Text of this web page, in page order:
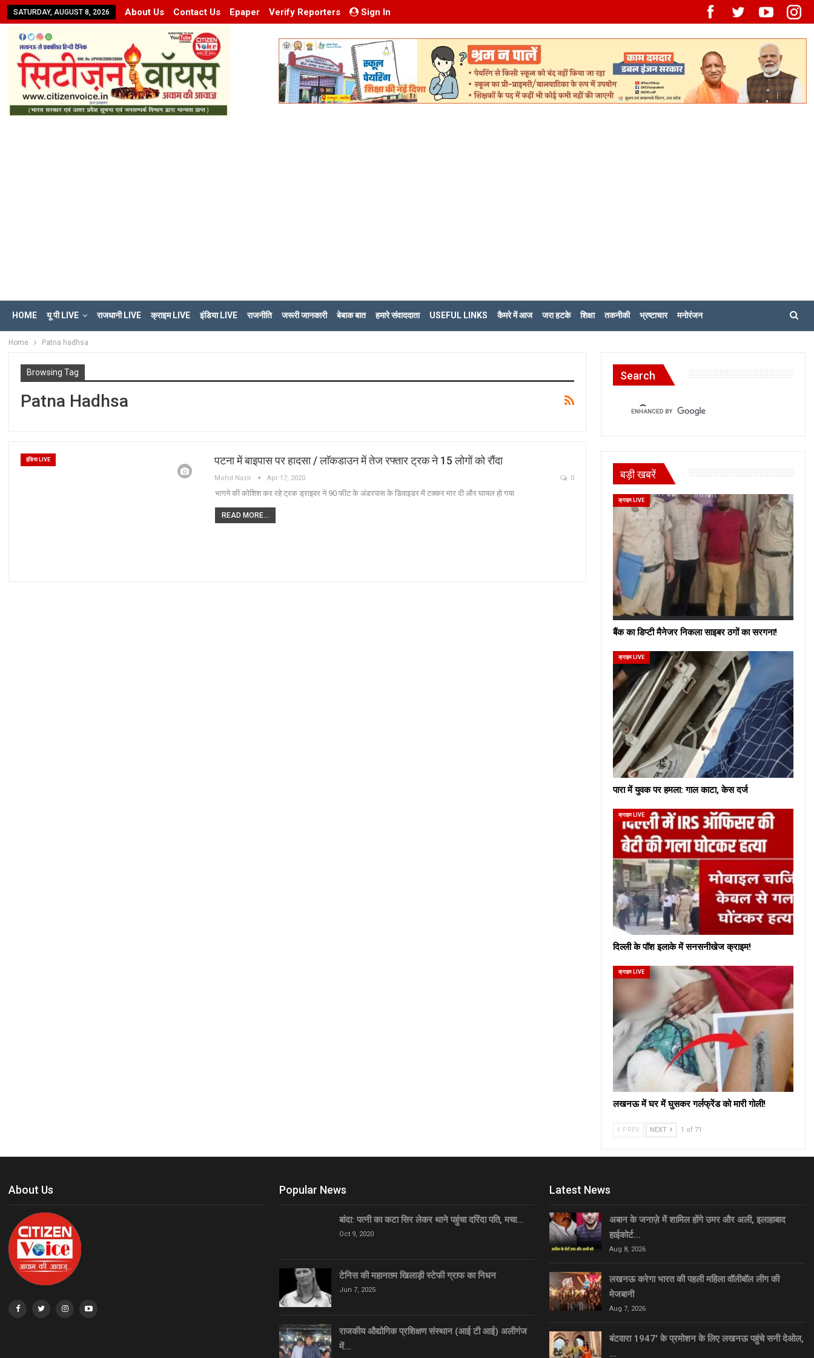
SATURDAY, AUGUST 8, 2026 About Us Contact Us Epaper Verify Reporters Sign In
HOME यू पी LIVE राजधानी LIVE क्राइम LIVE इंडिया LIVE राजनीति जरूरी जानकारी बेबाक बात हमारे संवाददाता USEFUL LINKS कैमरे में आज जरा हटके शिक्षा तकनीकी भ्रष्टाचार मनोरंजन
Home Patna hadhsa
Browsing Tag
Patna Hadhsa
इंडिया LIVE पटना में बाइपास पर हादसा / लाॅकडाउन में तेज रफ्तार ट्रक ने 15 लोगों को रौंदा
Mohd Nazir Apr 17, 2020 0
भागने की कोशिश कर रहे ट्रक ड्राइवर ने 90 फीट के अंडरपास के डिवाइडर में टक्कर मार दी और घायल हो गया
READ MORE...
Search
बड़ी खबरें
क्राइम LIVE
बैंक का डिप्टी मैनेजर निकला साइबर ठगों का सरगना!
क्राइम LIVE
पारा में युवक पर हमला: गाल काटा, केस दर्ज
क्राइम LIVE
दिल्ली के पॉश इलाके में सनसनीखेज क्राइम!
क्राइम LIVE
लखनऊ में घर में घुसकर गर्लफ्रेंड को मारी गोली!
PREV NEXT 1 of 71
About Us Popular News
बांदा: पत्नी का कटा सिर लेकर थाने पहुंचा दरिंदा पति, मचा…
Oct 9, 2020
टेनिस की महानतम खिलाड़ी स्टेफी ग्राफ का निधन
Jun 7, 2025
राजकीय औद्योगिक प्रशिक्षण संस्थान (आई टी आई) अलीगंज
में…
Latest News
अबान के जनाज़े में शामिल होंगे उमर और अली, इलाहाबाद
हाईकोर्ट…
Aug 8, 2026
लखनऊ करेगा भारत की पहली महिला वॉलीबॉल लीग की
मेजबानी
Aug 7, 2026
बंटवारा 1947′ के प्रमोशन के लिए लखनऊ पहुंचे सनी देओल,
…